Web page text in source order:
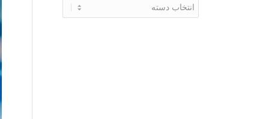
دسته‌ها